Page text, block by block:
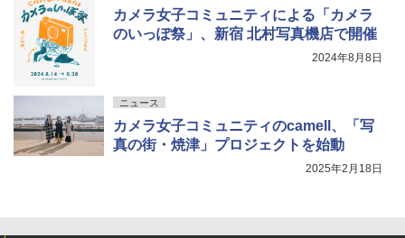
カメラ女子コミュニティによる「カメラ
のいっぽ祭」、新宿 北村写真機店で開催
2024年8月8日
ニュース
カメラ女子コミュニティのcamell、「写
真の街・焼津」プロジェクトを始動
2025年2月18日